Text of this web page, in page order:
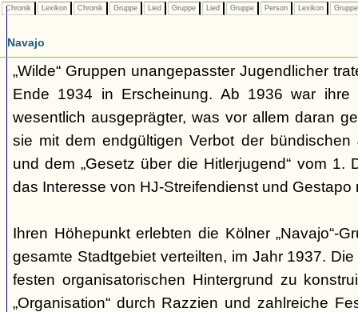
Chronik Lexikon Chronik Gruppe Lied Gruppe Lied Gruppe Person Lexikon
Navajo
„Wilde“ Gruppen unangepasster Jugendlicher
Ende 1934 in Erscheinung. Ab 1936 war ihre
wesentlich ausgeprägter, was vor allem daran
sie mit dem endgültigen Verbot der
und dem „Gesetz über die Hitlerjugend“ vom 1.
das Interesse von HJ-Streifendienst und Gestapo
Ihren Höhepunkt erlebten die Kölner „Navajo“-
gesamte Stadtgebiet verteilten, im Jahr 1937.
festen organisatorischen Hintergrund zu
„Organisation“ durch Razzien und zahlreiche